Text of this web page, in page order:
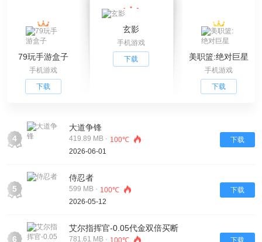
79玩手游盒子
手机游戏
下载
玄影
手机游戏
下载
美职篮:绝对巨星
手机游戏
下载
4
大道争锋
419.89 MB · 100℃
2026-06-01
下载
5
侍忍者
599 MB · 100℃
2026-05-12
下载
6
艾尔指挥官-0.05代金双倍买断
781.61 MB · 100℃ 下载